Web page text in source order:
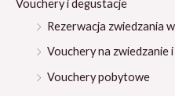
Vouchery i degustacje
Rezerwacja zwiedzania
Vouchery na zwiedzanie
Vouchery pobytowe